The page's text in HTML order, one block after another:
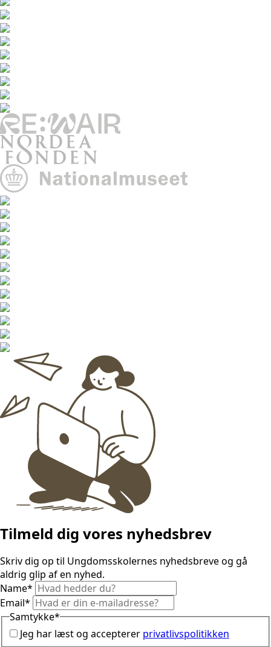
Tilmeld dig vores nyhedsbrev
Skriv dig op til Ungdomsskolernes nyhedsbreve og gå
aldrig glip af en nyhed.
Name*
Email*
Samtykke*
Jeg har læst og accepterer privatlivspolitikken